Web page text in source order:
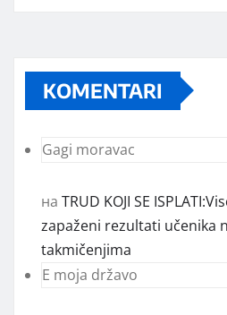
KOMENTARI
Gagi moravac
на TRUD KOJI SE
zapaženi rezultati učenika
takmičenjima
E moja državo